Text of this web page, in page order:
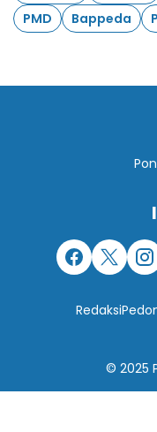
PMD
Bappeda
Redaksi
© 2025